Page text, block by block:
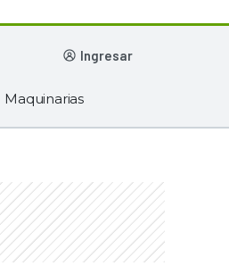
ingresar
Maquinarias